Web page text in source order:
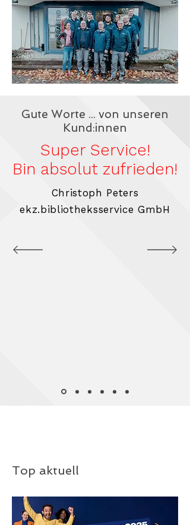
Gute Worte ... von unseren
Kund:innen
Super Service!
Bin absolut zufrieden!
Christoph Peters
ekz.bibliotheksservice GmbH
Top aktuell